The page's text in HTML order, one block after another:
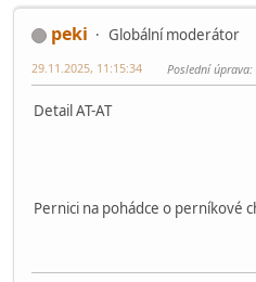
P4.png